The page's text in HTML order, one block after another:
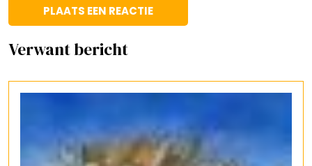
Verwant bericht